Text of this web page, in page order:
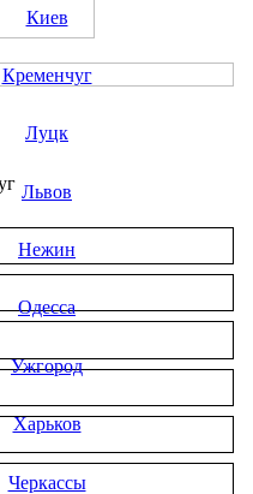
Киев
Кременчуг
Луцк
Львов
Нежин
Одесса
Ужгород
Харьков
Черкассы